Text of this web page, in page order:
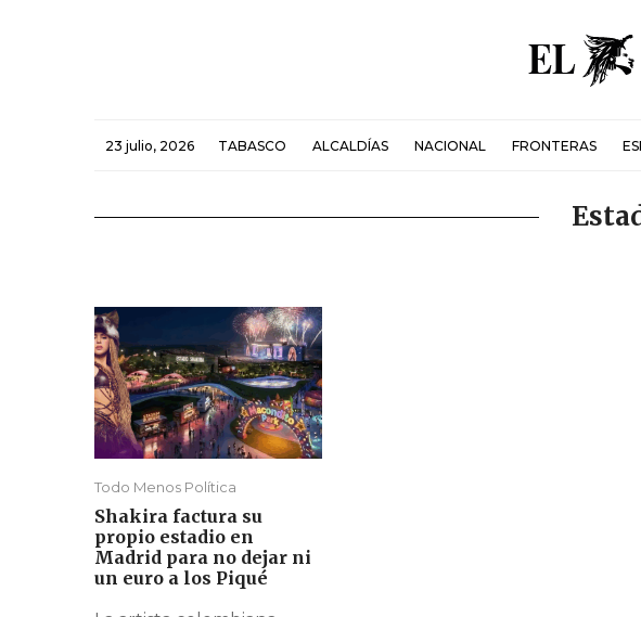
23 julio, 2026 TABASCO ALCALDÍAS NACIONAL FRONTERAS
Todo Menos Política
Shakira factura su
propio estadio en
Madrid para no dejar ni
un euro a los Piqué